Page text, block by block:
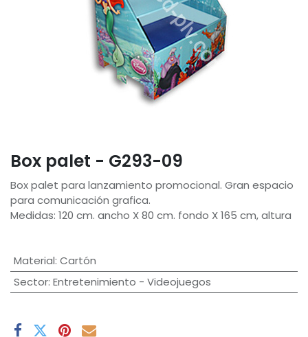
Box palet - G293-09
Box palet para lanzamiento promocional. Gran espacio
para comunicación grafica.
Medidas: 120 cm. ancho X 80 cm. fondo X 165 cm, altura
Material: Cartón
Sector: Entretenimiento - Videojuegos